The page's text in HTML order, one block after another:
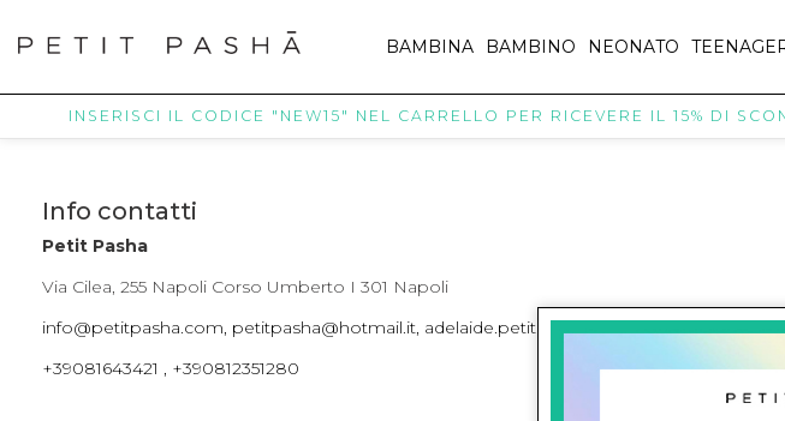
BAMBINA BAMBINO NEONATO
INSERISCI IL CODICE "NEW15" NEL CARRELLO PER RICEVERE IL 15% DI
Info contatti
Petit Pasha
Via Cilea, 255 Napoli Corso Umberto I 301 Napoli
info@petitpasha.com, petitpasha@hotmail.it, adelaide.petitpasha@hotmail.com
+39081643421 , +390812351280